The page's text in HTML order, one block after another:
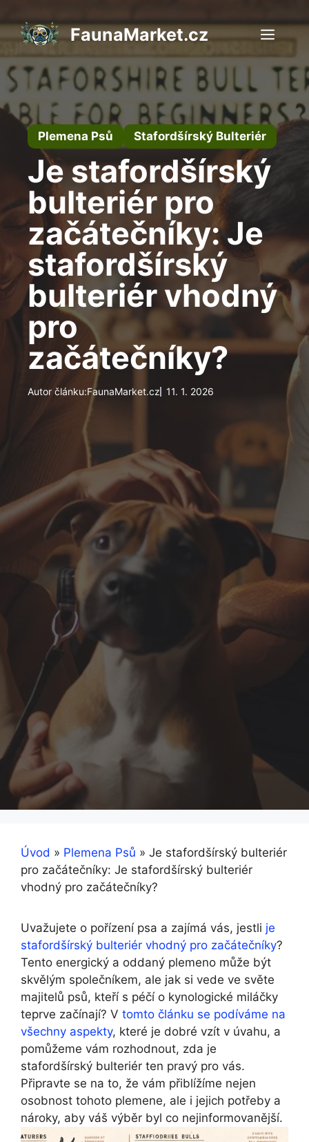
na
obsah
FaunaMarket.cz
Plemena Psů Stafordšírský Bulteriér
Je stafordšírský
bulteriér pro
začátečníky: Je
stafordšírský
bulteriér vhodný
pro
začátečníky?
Autor článku:FaunaMarket.cz 11. 1. 2026
Úvod » Plemena Psů » Je stafordšírský bulteriér
pro začátečníky: Je stafordšírský bulteriér
vhodný pro začátečníky?
Uvažujete o pořízení psa a zajímá vás, jestli je
stafordšírský bulteriér vhodný pro začátečníky?
Tento energický a oddaný plemeno může být
skvělým společníkem, ale jak si vede ve světe
majitelů psů, kteří s péčí o kynologické miláčky
teprve začínají? V tomto článku se podíváme na
všechny aspekty, které je dobré vzít v úvahu, a
pomůžeme vám rozhodnout, zda je
stafordšírský bulteriér ten pravý pro vás.
Připravte se na to, že vám přiblížíme nejen
osobnost tohoto plemene, ale i jejich potřeby a
nároky, aby váš výběr byl co nejinformovanější.